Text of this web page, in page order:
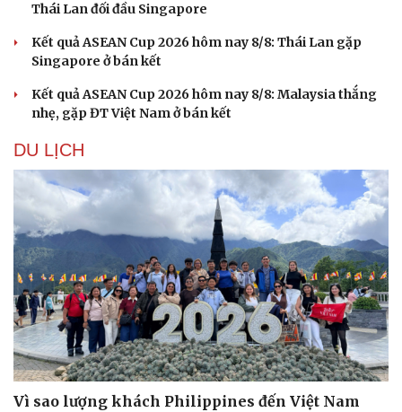
Du lịch
Tư vấn
Săn Tour
check-in
Podcast
Đọc truyện đêm khuya
Cửa sổ tình yêu
Thái Lan đối đầu Singapore
Kết quả ASEAN Cup 2026 hôm nay 8/8: Thái Lan gặp
Singapore ở bán kết
Kết quả ASEAN Cup 2026 hôm nay 8/8: Malaysia thắng
nhẹ, gặp ĐT Việt Nam ở bán kết
DU LỊCH
Vì sao lượng khách Philippines đến Việt Nam